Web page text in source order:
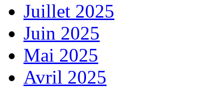
Juillet 2025
Juin 2025
Mai 2025
Avril 2025